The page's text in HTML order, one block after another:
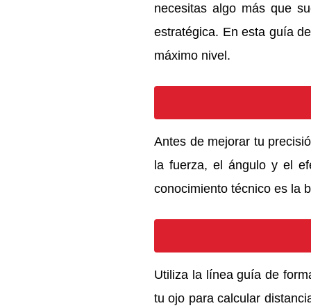
necesitas algo más que
estratégica. En esta guía
máximo nivel.
Antes de mejorar tu
la fuerza, el ángulo y el
conocimiento técnico es la
Utiliza la línea guía de
tu ojo para calcular